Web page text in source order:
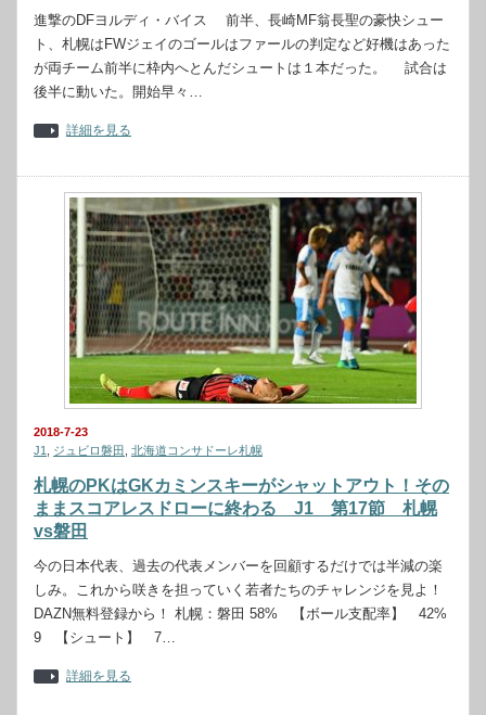
進撃のDFヨルディ・バイス 前半、長崎MF翁長聖の豪快シュー
ト、札幌はFWジェイのゴールはファールの判定など好機はあった
が両チーム前半に枠内へとんだシュートは１本だった。 試合は
後半に動いた。開始早々…
詳細を見る
2018-7-23
J1
ジュビロ磐田 北海道コンサドーレ札幌
札幌のPKはGKカミンスキーがシャットアウト！その
ままスコアレスドローに終わる J1 第17節 札幌
vs磐田
今の日本代表、過去の代表メンバーを回顧するだけでは半減の楽
しみ。これから咲きを担っていく若者たちのチャレンジを見よ！
DAZN無料登録から！ 札幌：磐田 58% 【ボール支配率】 42%
9 【シュート】 7…
詳細を見る